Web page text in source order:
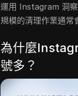
運用 Instagram 洞
規模的清理作業通常
為什麼
號多？